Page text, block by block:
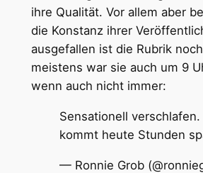
ihre Qualität. Vor allem aber
die Konstanz ihrer
ausgefallen ist die Rubrik
meistens war sie auch um 9
wenn auch nicht immer:
Sensationell
kommt heute Stunden
— Ronnie Grob